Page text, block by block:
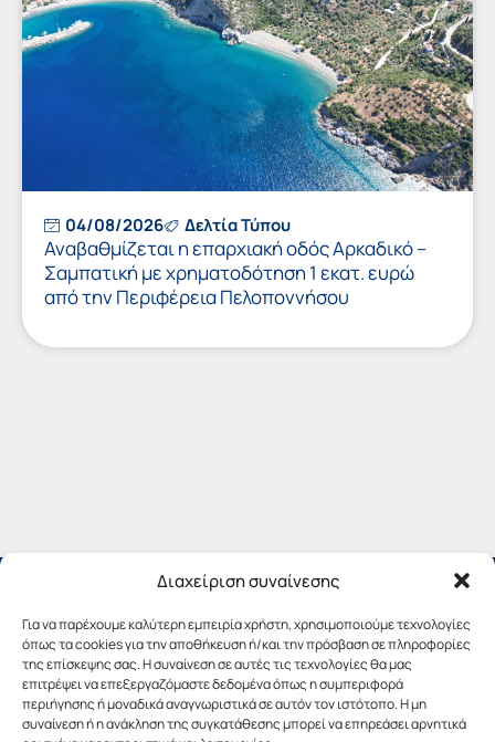
Διαχείριση συναίνεσης
Για να παρέχουμε καλύτερη εμπειρία χρήστη, χρησιμοποιούμε τεχνολογίες
όπως τα cookies για την αποθήκευση ή/και την πρόσβαση σε πληροφορίες
της επίσκεψης σας. Η συναίνεση σε αυτές τις τεχνολογίες θα μας
επιτρέψει να επεξεργαζόμαστε δεδομένα όπως η συμπεριφορά
περιήγησης ή μοναδικά αναγνωριστικά σε αυτόν τον ιστότοπο. Η μη
συναίνεση ή η ανάκληση της συγκατάθεσης μπορεί να επηρεάσει αρνητικά
04/08/2026 Δελτία Τύπου
Αναβαθμίζεται η επαρχιακή οδός Αρκαδικό –
Σαμπατική με χρηματοδότηση 1 εκατ. ευρώ
από την Περιφέρεια Πελοποννήσου